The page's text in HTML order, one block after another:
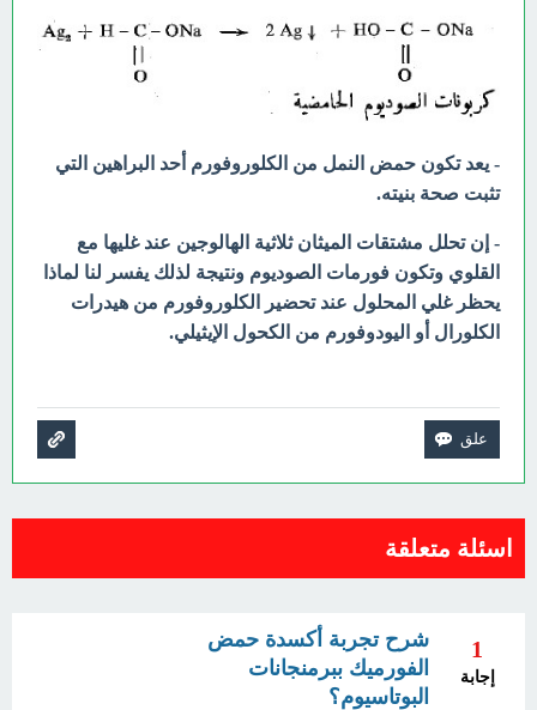
- يعد تكون حمض النمل من الكلوروفورم أحد البراهين التي
تثبت صحة بنيته.
- إن تحلل مشتقات الميثان ثلاثية الهالوجين عند غليها مع
القلوي وتكون فورمات الصوديوم ونتيجة لذلك يفسر لنا لماذا
يحظر غلي المحلول عند تحضير الكلوروفورم من هيدرات
الكلورال أو اليودوفورم من الكحول الإيثيلي.
اسئلة متعلقة
1
إجابة
شرح تجربة أكسدة حمض
الفورميك ببرمنجانات
البوتاسيوم؟